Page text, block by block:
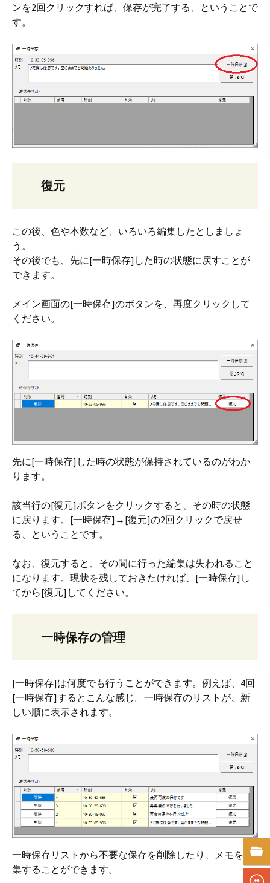
ンを2回クリックすれば、保存が完了する、ということで
す。
復元
この後、色や本数など、いろいろ編集したとしましょ
う。
その後でも、先に[一時保存]した時の状態に戻すことが
できます。
メイン画面の[一時保存]のボタンを、再度クリックして
ください。
先に[一時保存]した時の状態が保持されているのがわか
ります。
該当行の[復元]ボタンをクリックすると、その時の状態
に戻ります。[一時保存]→[復元]の2回クリックで戻せ
る、ということです。
なお、復元すると、その間に行った編集は失われること
になります。現状を残しておきたければ、[一時保存]し
てから[復元]してください。
一時保存の管理
[一時保存]は何度でも行うことができます。例えば、4回
[一時保存]するとこんな感じ。一時保存のリストが、新
しい順に表示されます。
一時保存リストから不要な保存を削除したり、メモを編
集することができます。